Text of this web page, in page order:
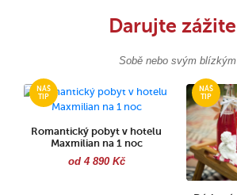
Darujte
Sobě nebo svým blízkým
Romantický pobyt v hotelu
Maxmilian na 1 noc
od 4 890 Kč